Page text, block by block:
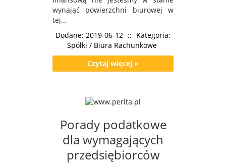
wynająć powierzchni biurowej w
tej...
Dodane: 2019-06-12 :: Kategoria:
Spółki / Biura Rachunkowe
Czytaj więcej »
Porady podatkowe
dla wymagających
przedsiębiorców